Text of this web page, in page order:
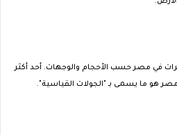
في مصر حسب الأحجام والوجهات. أحد أكثر
هو ما يسمى بـ "الجولات القياسية".